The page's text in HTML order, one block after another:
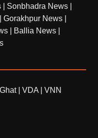
Sonbhadra News
Gorakhpur News
Ballia News
| VDA VNN